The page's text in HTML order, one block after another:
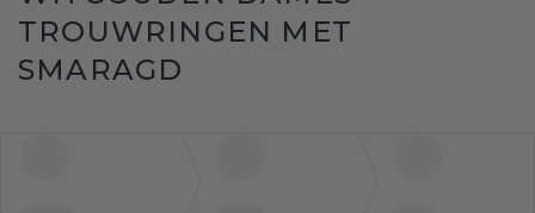
TROUWRINGEN MET
SMARAGD